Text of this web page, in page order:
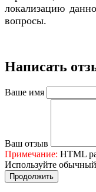
локализацию
вопросы.
Написать
Ваше имя
Ваш отзыв
Примечание: HTML
Используйте обычный
Продолжить